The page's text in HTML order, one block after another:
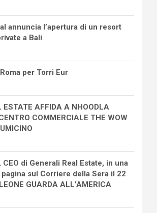
annuncia l’apertura di un resort
a Bali
per Torri Eur
ESTATE AFFIDA A NHOODLA
COMMERCIALE THE WOW
di Generali Real Estate, in una
sul Corriere della Sera il 22
GUARDA ALL’AMERICA